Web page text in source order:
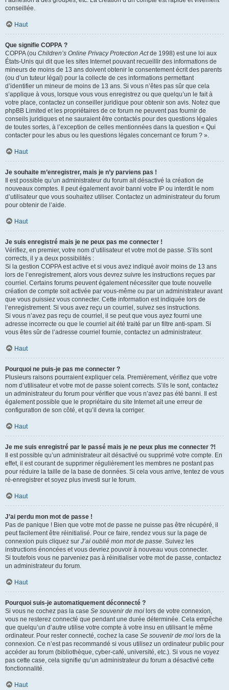
conseillée.
Haut
Que signifie COPPA ?
COPPA (ou Children’s Online Privacy Protection Actde 1998) est une loi aux
États-Unis qui dit que les sites Internet pouvant recueillir des informations de
mineurs de moins de 13 ans doivent obtenir le consentement écrit des parents
(ou d’un tuteur légal) pour la collecte de ces informations permettant
d’identifier un mineur de moins de 13 ans. Si vous n’êtes pas sûr que cela
s’applique à vous, lorsque vous vous enregistrez ou que quelqu’un le fait à
votre place, contactez un conseiller juridique pour obtenir son avis. Notez que
phpBB Limited et les propriétaires de ce forum ne peuvent pas fournir de
conseils juridiques et ne sauraient être contactés pour des questions légales
de toutes sortes, à l’exception de celles mentionnées dans la question « Qui
contacter pour les abus ou les questions légales concernant ce forum ? ».
Haut
Je souhaite m’enregistrer, mais je n’y parviens pas !
Il est possible qu’un administrateur du forum ait désactivé la création de
nouveaux comptes. Il peut également avoir banni votre IP ou interdit le nom
d’utilisateur que vous souhaitez utiliser. Contactez un administrateur du forum
pour obtenir de l’aide.
Haut
Je suis enregistré mais je ne peux pas me connecter !
Vérifiez, en premier, votre nom d’utilisateur et votre mot de passe. S’ils sont
corrects, il y a deux possibilités :
Si la gestion COPPA est active et si vous avez indiqué avoir moins de 13 ans
lors de l’enregistrement, alors vous devrez suivre les instructions reçues par
courriel. Certains forums peuvent également nécessiter que toute nouvelle
création de compte soit activée par vous-même ou par un administrateur avant
que vous puissiez vous connecter. Cette information est indiquée lors de
l’enregistrement. Si vous avez reçu un courriel, suivez ses instructions.
Si vous n’avez pas reçu de courriel, il se peut que vous ayez fourni une
adresse incorrecte ou que le courriel ait été traité par un filtre anti-spam. Si
vous êtes sûr de l’adresse courriel fournie, contactez un administrateur.
Haut
Pourquoi ne puis-je pas me connecter ?
Plusieurs raisons pourraient expliquer cela. Premièrement, vérifiez que votre
nom d’utilisateur et votre mot de passe soient corrects. S’ils le sont, contactez
un administrateur du forum pour vérifier que vous n’avez pas été banni. Il est
également possible que le propriétaire du site Internet ait une erreur de
configuration de son côté, et qu’il devra la corriger.
Haut
Je me suis enregistré par le passé mais je ne peux plus me connecter ?!
Il est possible qu’un administrateur ait désactivé ou supprimé votre compte. En
effet, il est courant de supprimer régulièrement les membres ne postant pas
pour réduire la taille de la base de données. Si cela vous arrive, tentez de vous
ré-enregistrer et soyez plus investi sur le forum.
Haut
J’ai perdu mon mot de passe !
Pas de panique ! Bien que votre mot de passe ne puisse pas être récupéré, il
peut facilement être réinitialisé. Pour ce faire, rendez vous sur la page de
connexion puis cliquez sur J’ai oublié mon mot de passe. Suivez les
instructions énoncées et vous devriez pouvoir à nouveau vous connecter.
Si toutefois vous ne parveniez pas à réinitialiser votre mot de passe, contactez
un administrateur du forum.
Haut
Pourquoi suis-je automatiquement déconnecté ?
Si vous ne cochez pas la case Se souvenir de moi lors de votre connexion,
vous ne resterez connecté que pendant une durée déterminée. Cela empêche
que quelqu’un d’autre utilise votre compte à votre insu en utilisant le même
ordinateur. Pour rester connecté, cochez la case Se souvenir de moi lors de la
connexion. Ce n’est pas recommandé si vous utilisez un ordinateur public pour
accéder au forum (bibliothèque, cyber-café, université, etc.). Si vous ne voyez
pas cette case, cela signifie qu’un administrateur du forum a désactivé cette
fonctionnalité.
Haut